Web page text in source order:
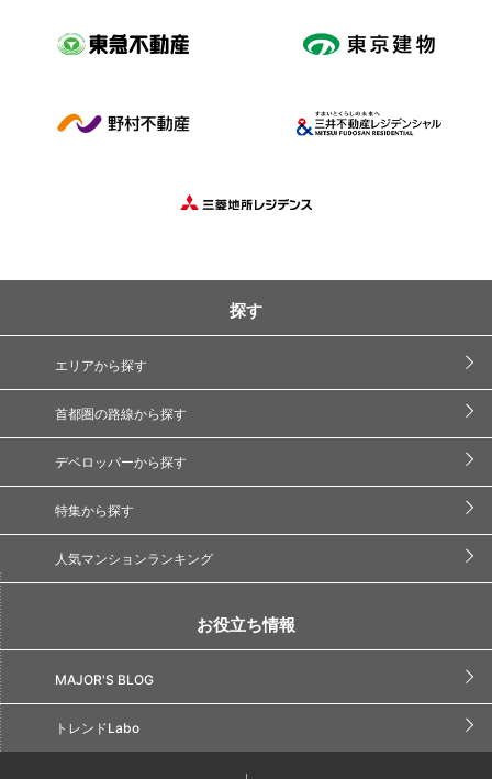
探す
エリアから探す
首都圏の路線から探す
デベロッパーから探す
特集から探す
人気マンションランキング
お役立ち情報
MAJOR'S BLOG
トレンドLabo